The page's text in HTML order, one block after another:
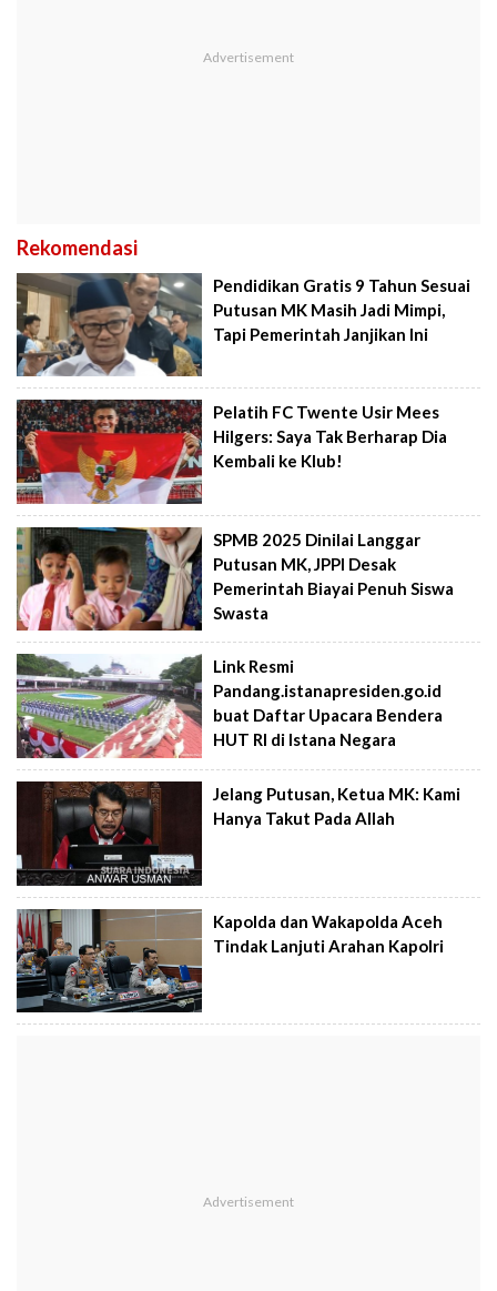
Rekomendasi
Pendidikan Gratis 9 Tahun Sesuai
Putusan MK Masih Jadi Mimpi,
Tapi Pemerintah Janjikan Ini
Pelatih FC Twente Usir Mees
Hilgers: Saya Tak Berharap Dia
Kembali ke Klub!
SPMB 2025 Dinilai Langgar
Putusan MK, JPPI Desak
Pemerintah Biayai Penuh Siswa
Swasta
Link Resmi
Pandang.istanapresiden.go.id
buat Daftar Upacara Bendera
HUT RI di Istana Negara
Jelang Putusan, Ketua MK: Kami
Hanya Takut Pada Allah
Kapolda dan Wakapolda Aceh
Tindak Lanjuti Arahan Kapolri